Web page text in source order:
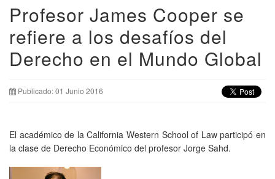
Profesor James Cooper se
refiere a los desafíos del
Derecho en el Mundo Global
Publicado: 01 Junio 2016
El académico de la California Western School of Law participó en
la clase de Derecho Económico del profesor Jorge Sahd.